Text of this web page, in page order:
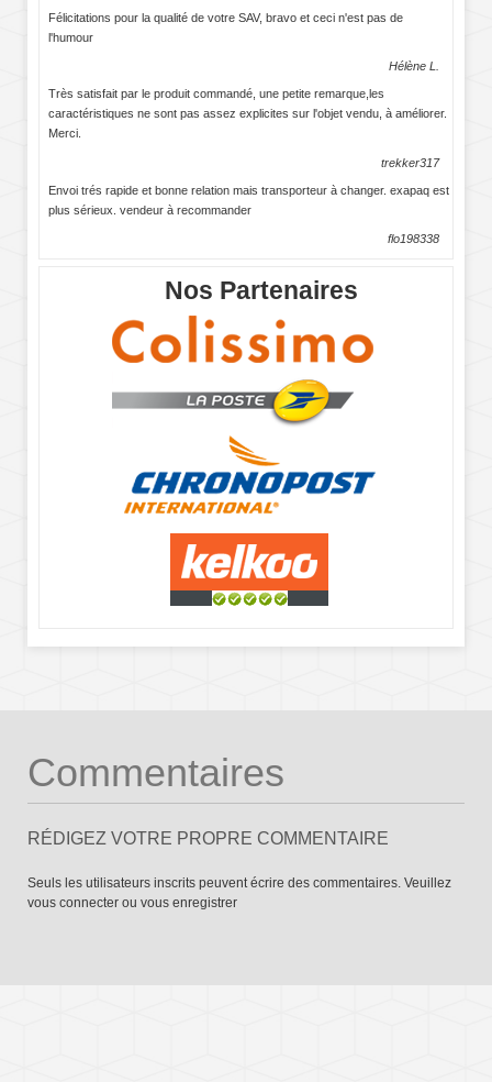
Félicitations pour la qualité de votre SAV, bravo et ceci n'est pas de
l'humour
Hélène L.
Très satisfait par le produit commandé, une petite remarque,les
caractéristiques ne sont pas assez explicites sur l'objet vendu, à améliorer.
Merci.
trekker317
Envoi trés rapide et bonne relation mais transporteur à changer. exapaq est
plus sérieux. vendeur à recommander
flo198338
Nos Partenaires
Commentaires
RÉDIGEZ VOTRE PROPRE COMMENTAIRE
Seuls les utilisateurs inscrits peuvent écrire des commentaires. Veuillez
vous connecter ou vous enregistrer